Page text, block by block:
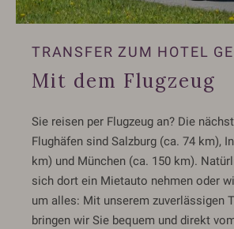
TRANSFER ZUM HOTEL
Mit dem Flugzeug
Sie reisen per Flugzeug an? Die
Flughäfen sind Salzburg (ca. 74 km),
km) und München (ca. 150 km).
sich dort ein Mietauto nehmen oder
um alles: Mit unserem zuverlässigen
bringen wir Sie bequem und direkt